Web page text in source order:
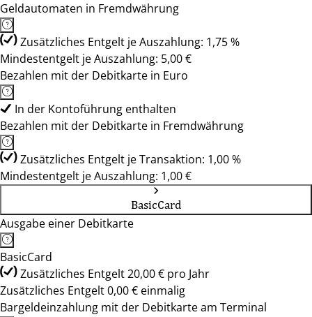
Geldautomaten in Fremdwährung
Zusätzliches Entgelt je Auszahlung: 1,75 %
Mindestentgelt je Auszahlung: 5,00 €
Bezahlen mit der Debitkarte in Euro
In der Kontoführung enthalten
Bezahlen mit der Debitkarte in Fremdwährung
Zusätzliches Entgelt je Transaktion: 1,00 %
Mindestentgelt je Auszahlung: 1,00 €
BasicCard
Ausgabe einer Debitkarte
BasicCard
Zusätzliches Entgelt 20,00 € pro Jahr
Zusätzliches Entgelt 0,00 € einmalig
Bargeldeinzahlung mit der Debitkarte am Terminal